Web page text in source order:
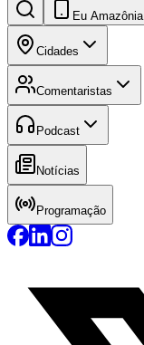
Eu Amazônia
Cidades
Comentaristas
Podcast
Notícias
Programação